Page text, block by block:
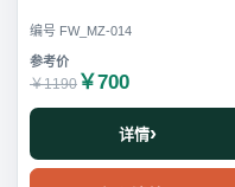
编号 FW_MZ-014
￥1190 ￥700
详情